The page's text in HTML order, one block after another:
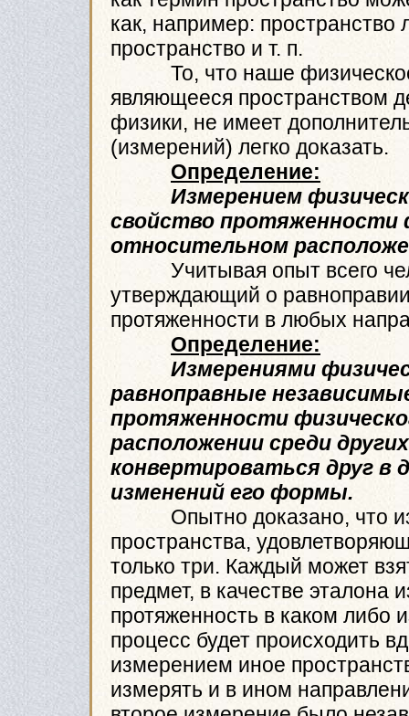
как, например:
пространство и т. п.
То, что наше физическое
являющееся пространством
физики, не имеет
(измерений) легко доказать.
Определение:
Измерением
свойство протяженности
относительном
Учитывая опыт всего
утверждающий о
протяженности в любых
Определение:
Измерениями
равноправные
протяженности
расположении среди
конвертироваться друг в
изменений его формы.
Опытно доказано, что
пространства,
только три. Каждый может
предмет, в качестве эталона
протяженность в каком либо
процесс будет происходить
измерением иное
измерять и в ином